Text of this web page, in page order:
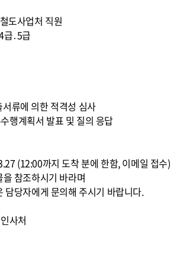
도사업처 직원
급․5급
류에 의한 적격성 심사
행계획서 발표 및 질의 응답
(12:00까지 도착 분에 한함, 이메일 접수)
참조하시기 바라며
담당자에게 문의해 주시기 바랍니다.
사처